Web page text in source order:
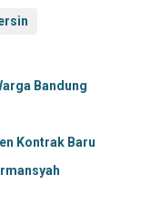
Bandung
Kontrak Baru